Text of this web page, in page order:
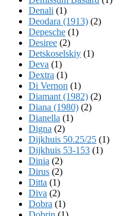
Denali (1)
Deodara (1913) (2)
Depesche (1)
Desiree (2)
Detskoselskiy (1)
Deva (1)
Dextra (1)
Di Vernon (1)
Diamant (1982) (2)
Diana (1980) (2)
Dianella (1)
Digna (2)
Dijkhuis 50.25/25 (1)
Dijkhuis 53-153 (1)
Dinia (2)
Dirus (2)
Ditta (1)
Diva (2)
Dobra (1)